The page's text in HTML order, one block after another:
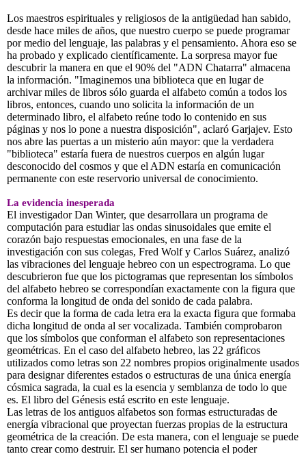
Los maestros espirituales y religiosos de la antigüedad han sabido,
desde hace miles de años, que nuestro cuerpo se puede programar
por medio del lenguaje, las palabras y el pensamiento. Ahora eso se
ha probado y explicado científicamente. La sorpresa mayor fue
descubrir la manera en que el 90% del "ADN Chatarra" almacena
la información. "Imaginemos una biblioteca que en lugar de
archivar miles de libros sólo guarda el alfabeto común a todos los
libros, entonces, cuando uno solicita la información de un
determinado libro, el alfabeto reúne todo lo contenido en sus
páginas y nos lo pone a nuestra disposición", aclaró Garjajev. Esto
nos abre las puertas a un misterio aún mayor: que la verdadera
"biblioteca" estaría fuera de nuestros cuerpos en algún lugar
desconocido del cosmos y que el ADN estaría en comunicación
permanente con este reservorio universal de conocimiento.
La evidencia inesperada
El investigador Dan Winter, que desarrollara un programa de
computación para estudiar las ondas sinusoidales que emite el
corazón bajo respuestas emocionales, en una fase de la
investigación con sus colegas, Fred Wolf y Carlos Suárez, analizó
las vibraciones del lenguaje hebreo con un espectrograma. Lo que
descubrieron fue que los pictogramas que representan los símbolos
del alfabeto hebreo se correspondían exactamente con la figura que
conforma la longitud de onda del sonido de cada palabra.
Es decir que la forma de cada letra era la exacta figura que formaba
dicha longitud de onda al ser vocalizada. También comprobaron
que los símbolos que conforman el alfabeto son representaciones
geométricas. En el caso del alfabeto hebreo, las 22 gráficos
utilizados como letras son 22 nombres propios originalmente usados
para designar diferentes estados o estructuras de una única energía
cósmica sagrada, la cual es la esencia y semblanza de todo lo que
es. El libro del Génesis está escrito en este lenguaje.
Las letras de los antiguos alfabetos son formas estructuradas de
energía vibracional que proyectan fuerzas propias de la estructura
geométrica de la creación. De esta manera, con el lenguaje se puede
tanto crear como destruir. El ser humano potencia el poder